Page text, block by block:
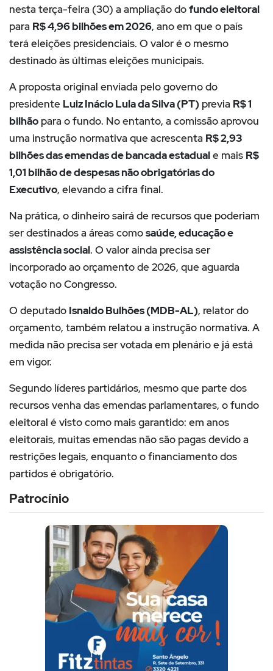
nesta terça-feira (30) a ampliação dofundo eleitoral
para R$ 4,96 bilhões em 2026, ano em que o país
terá eleições presidenciais. O valor é o mesmo
destinado às últimas eleições municipais.
A proposta original enviada pelo governo do
presidente Luiz Inácio Lula da Silva (PT) previa R$ 1
bilhão para o fundo. No entanto, a comissão aprovou
uma instrução normativa que acrescenta R$ 2,93
bilhões das emendas de bancada estaduale mais R$
1,01 bilhão de despesas não obrigatórias do
Executivo, elevando a cifra final.
Na prática, o dinheiro sairá de recursos que poderiam
ser destinados a áreas comosaúde, educação e
assistência social. O valor ainda precisa ser
incorporado ao orçamento de 2026, que aguarda
votação no Congresso.
O deputado Isnaldo Bulhões (MDB-AL), relator do
orçamento, também relatou a instrução normativa. A
medida não precisa ser votada em plenário e já está
em vigor.
Segundo líderes partidários, mesmo que parte dos
recursos venha das emendas parlamentares, o fundo
eleitoral é visto como mais garantido: em anos
eleitorais, muitas emendas não são pagas devido a
restrições legais, enquanto o financiamento dos
partidos é obrigatório.
Patrocínio